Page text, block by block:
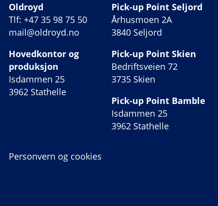
Oldroyd
Tlf: +47 35 98 75 50
mail@oldroyd.no
Hovedkontor og
produksjon
Isdammen 25
3962 Stathelle
Pick-up Point Seljord
Århusmoen 2A
3840 Seljord
Pick-up Point Skien
Bedriftsveien 72
3735 Skien
Pick-up Point Bamble
Isdammen 25
3962 Stathelle
Personvern og cookies